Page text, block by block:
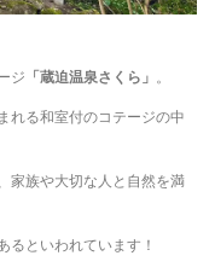
ジ 「蔵迫温泉さくら」 。
れる和室付のコテージの中
家族や大切な人と自然を満
るといわれています！